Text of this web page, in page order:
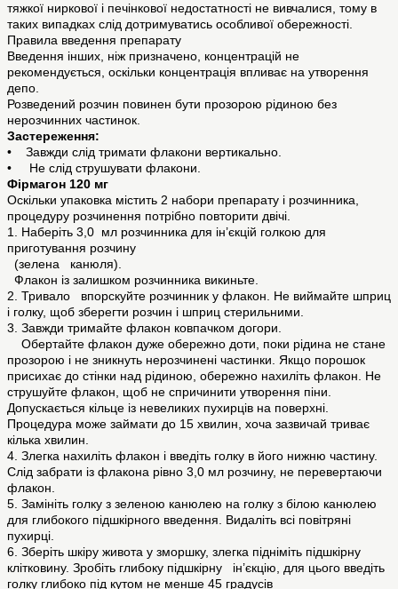
тяжкої ниркової і печінкової недостатності не вивчалися, тому в
таких випадках слід дотримуватись особливої обережності.
Правила введення препарату
Введення інших, ніж призначено, концентрацій не
рекомендується, оскільки концентрація впливає на утворення
депо.
Розведений розчин повинен бути прозорою рідиною без
нерозчинних частинок.
Застереження:
• Завжди слід тримати флакони вертикально.
• Не слід струшувати флакони.
Фірмагон 120 мг
Оскільки упаковка містить 2 набори препарату і розчинника,
процедуру розчинення потрібно повторити двічі.
1. Наберіть 3,0 мл розчинника для ін’єкцій голкою для
приготування розчину
(зелена канюля).
Флакон із залишком розчинника викиньте.
2. Тривало впорскуйте розчинник у флакон. Не виймайте шприц
і голку, щоб зберегти розчин і шприц стерильними.
3. Завжди тримайте флакон ковпачком догори.
Обертайте флакон дуже обережно доти, поки рідина не стане
прозорою і не зникнуть нерозчинені частинки. Якщо порошок
присихає до стінки над рідиною, обережно нахиліть флакон. Не
струшуйте флакон, щоб не спричинити утворення піни.
Допускається кільце із невеликих пухирців на поверхні.
Процедура може займати до 15 хвилин, хоча зазвичай триває
кілька хвилин.
4. Злегка нахиліть флакон і введіть голку в його нижню частину.
Слід забрати із флакона рівно 3,0 мл розчину, не перевертаючи
флакон.
5. Замініть голку з зеленою канюлею на голку з білою канюлею
для глибокого підшкірного введення. Видаліть всі повітряні
пухирці.
6. Зберіть шкіру живота у зморшку, злегка підніміть підшкірну
клітковину. Зробіть глибоку підшкірну ін’єкцію, для цього введіть
голку глибоко під кутом не менше 45 градусів